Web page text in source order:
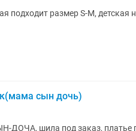
подходит размер S-M, детская
сын дочь)
ДОЧА, шила под заказ, платье